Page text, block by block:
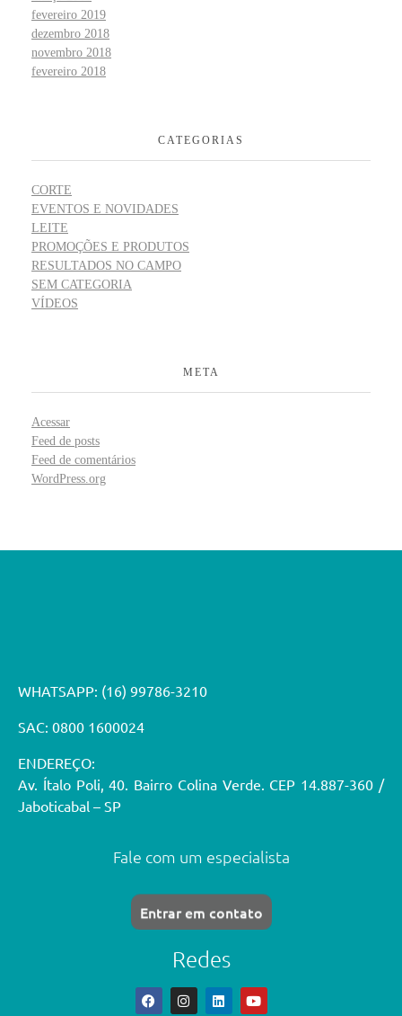
fevereiro 2019
dezembro 2018
novembro 2018
fevereiro 2018
CATEGORIAS
CORTE
EVENTOS E NOVIDADES
LEITE
PROMOÇÕES E PRODUTOS
RESULTADOS NO CAMPO
SEM CATEGORIA
VÍDEOS
META
Acessar
Feed de posts
Feed de comentários
WordPress.org
WHATSAPP: (16) 99786-3210
SAC: 0800 1600024
ENDEREÇO:
Av. Ítalo Poli, 40. Bairro Colina Verde. CEP 14.887-360 /
Jaboticabal – SP
Fale com um especialista
Entrar em contato
Redes